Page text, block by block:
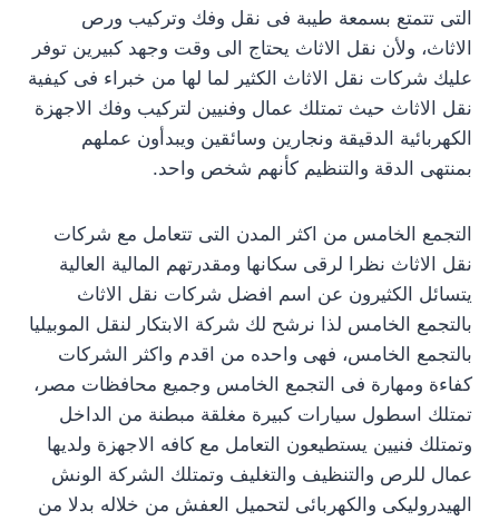
التى تتمتع بسمعة طيبة فى نقل وفك وتركيب ورص
الاثاث، ولأن نقل الاثاث يحتاج الى وقت وجهد كبيرين توفر
عليك شركات نقل الاثاث الكثير لما لها من خبراء فى كيفية
نقل الاثاث حيث تمتلك عمال وفنيين لتركيب وفك الاجهزة
الكهربائية الدقيقة ونجارين وسائقين ويبدأون عملهم
بمنتهى الدقة والتنظيم كأنهم شخص واحد.
التجمع الخامس من اكثر المدن التى تتعامل مع شركات
نقل الاثاث نظرا لرقى سكانها ومقدرتهم المالية العالية
يتسائل الكثيرون عن اسم افضل شركات نقل الاثاث
بالتجمع الخامس لذا نرشح لك شركة الابتكار لنقل الموبيليا
بالتجمع الخامس، فهى واحده من اقدم واكثر الشركات
كفاءة ومهارة فى التجمع الخامس وجميع محافظات مصر،
تمتلك اسطول سيارات كبيرة مغلقة مبطنة من الداخل
وتمتلك فنيين يستطيعون التعامل مع كافه الاجهزة ولديها
عمال للرص والتنظيف والتغليف وتمتلك الشركة الونش
الهيدروليكى والكهربائى لتحميل العفش من خلاله بدلا من